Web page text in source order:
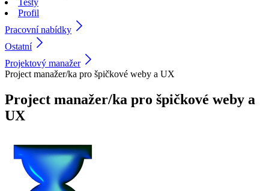
Testy
Profil
Pracovní nabídky
Ostatní
Projektový manažer
Project manažer/ka pro špičkové weby a UX
Project manažer/ka pro špičkové weby a
UX